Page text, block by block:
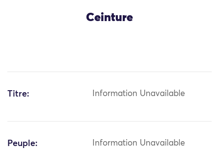
Ceinture
Titre: Information Unavailable
Peuple: Information Unavailable